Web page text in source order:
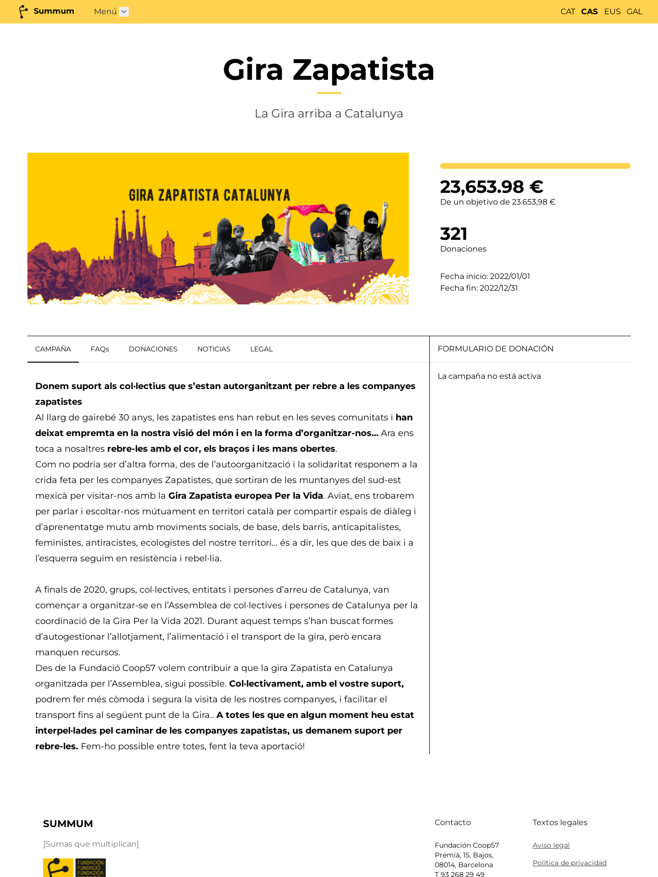
Summum Menú Abrir submenú" CAT CAS EUS GAL
Gira Zapatista
La Gira arriba a Catalunya
Lortutakoa
23,653.98 €
De un objetivo de 23.653,98 €
321
Donaciones
Fecha inicio: 2022/01/01
Fecha fin: 2022/12/31
CAMPAÑA FAQs DONACIONES NOTICIAS LEGAL
Donem suport als col·lectius que s’estan autorganitzant per rebre a les companyes
zapatistes
Al llarg de gairebé 30 anys, les zapatistes ens han rebut en les seves comunitats i han
deixat empremta en la nostra visió del món i en la forma d’organitzar-nos… Ara ens
toca a nosaltres rebre-les amb el cor, els braços i les mans obertes.
Com no podria ser d’altra forma, des de l’autoorganització i la solidaritat responem a la
crida feta per les companyes Zapatistes, que sortiran de les muntanyes del sud-est
mexicà per visitar-nos amb la Gira Zapatista europea Per la Vida. Aviat, ens trobarem
per parlar i escoltar-nos mútuament en territori català per compartir espais de diàleg i
d’aprenentatge mutu amb moviments socials, de base, dels barris, anticapitalistes,
feministes, antiracistes, ecologistes del nostre territori… és a dir, les que des de baix i a
l’esquerra seguim en resistència i rebel·lia.
A finals de 2020, grups, col·lectives, entitats i persones d’arreu de Catalunya, van
començar a organitzar-se en l’Assemblea de col·lectives i persones de Catalunya per la
coordinació de la Gira Per la Vida 2021. Durant aquest temps s’han buscat formes
d’autogestionar l’allotjament, l’alimentació i el transport de la gira, però encara
manquen recursos.
Des de la Fundació Coop57 volem contribuir a que la gira Zapatista en Catalunya
organitzada per l’Assemblea, sigui possible. Col·lectivament, amb el vostre suport,
podrem fer més còmoda i segura la visita de les nostres companyes, i facilitar el
transport fins al següent punt de la Gira.. A totes les que en algun moment heu estat
interpel·lades pel caminar de les companyes zapatistas, us demanem suport per
rebre-les. Fem-ho possible entre totes, fent la teva aportació!
FORMULARIO DE DONACIÓN
La campaña no está activa
SUMMUM
[Sumas que multiplican]
Contacto
Fundación Coop57
Premià, 15, Bajos,
08014, Barcelona
T 93 268 29 49
Textos legales
Aviso legal
Política de privacidad